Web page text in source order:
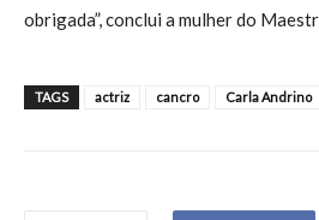
obrigada”, conclui a mulher do
TAGS actriz cancro Carla Andrino